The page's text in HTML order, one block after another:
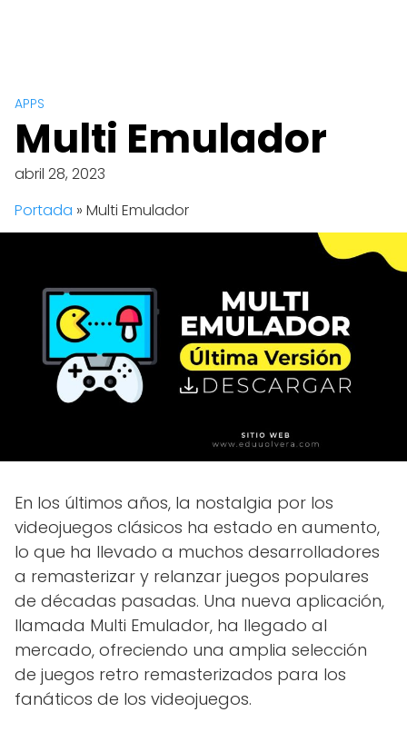
APPS
Multi Emulador
abril 28, 2023
Portada » Multi Emulador
En los últimos años, la nostalgia por los
videojuegos clásicos ha estado en aumento,
lo que ha llevado a muchos desarrolladores
a remasterizar y relanzar juegos populares
de décadas pasadas. Una nueva aplicación,
llamada Multi Emulador, ha llegado al
mercado, ofreciendo una amplia selección
de juegos retro remasterizados para los
fanáticos de los videojuegos.